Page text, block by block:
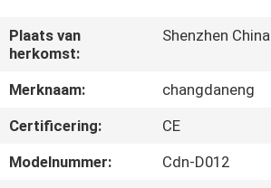
ONS
FABRIEKSRONDLEIDING
KWALITEITSCONTROLE
Plaats van
herkomst:
Shenzhen China
Merknaam:
changdaneng
Certificering:
CE
Modelnummer:
Cdn-D012